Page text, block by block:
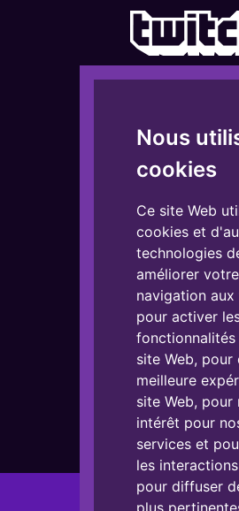
Nous
cookies
Ce site Web
cookies et
technologies
améliorer
navigation
pour activer
fonctionnalités
site Web, pour
meilleure
site Web, pour
intérêt pour
services et
les
pour diffuser
plus
L’AFM-